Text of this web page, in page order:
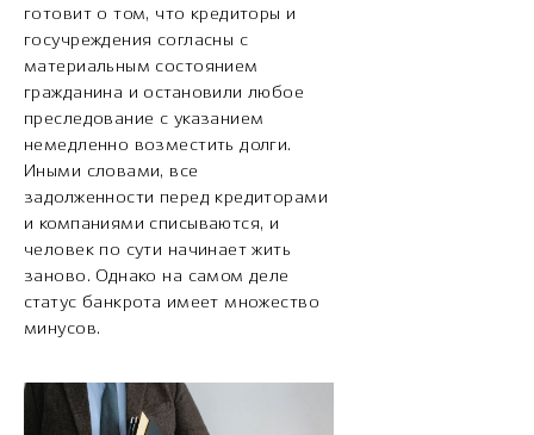
готовит о том, что кредиторы и
госучреждения согласны с
материальным состоянием
гражданина и остановили любое
преследование с указанием
немедленно возместить долги.
Иными словами, все
задолженности перед кредиторами
и компаниями списываются, и
человек по сути начинает жить
заново. Однако на самом деле
статус банкрота имеет множество
минусов.